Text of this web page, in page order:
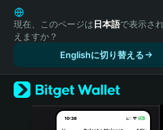
English
日本語
Tiếng Việt
Español (Latinoamérica)
Türkçe
Italiano
現在、このページは日本語で表示さ
えますか？
Englishに切り替える